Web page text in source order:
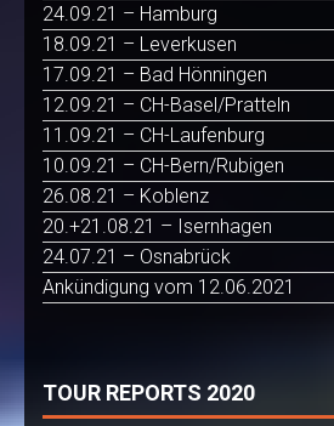
24.09.21 – Hamburg
18.09.21 – Leverkusen
17.09.21 – Bad Hönningen
12.09.21 – CH-Basel/Pratteln
11.09.21 – CH-Laufenburg
10.09.21 – CH-Bern/Rubigen
26.08.21 – Koblenz
20.+21.08.21 – Isernhagen
24.07.21 – Osnabrück
Ankündigung vom 12.06.2021
TOUR REPORTS 2020